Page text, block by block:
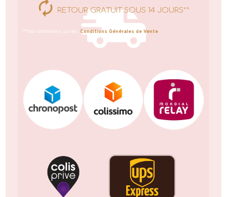
RETOUR GRATUIT SOUS 14 JOURS**
**voir conditions, sur les Conditions Générales de Vente